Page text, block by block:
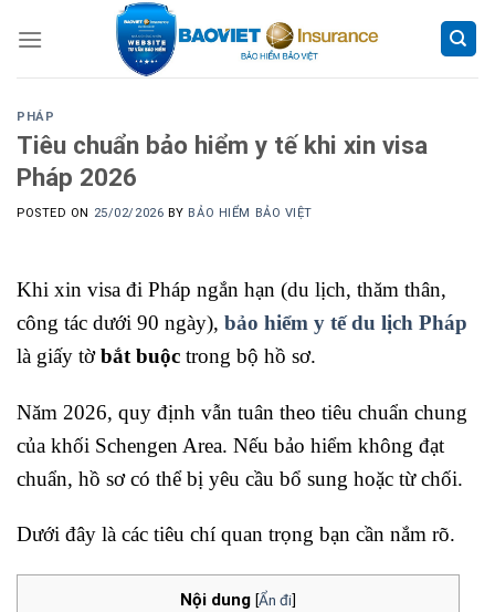
PHÁP
Tiêu chuẩn bảo hiểm y tế khi xin visa
Pháp 2026
POSTED ON 25/02/2026 BY BẢO HIỂM BẢO VIỆT
Khi xin visa đi Pháp ngắn hạn (du lịch, thăm thân,
công tác dưới 90 ngày), bảo hiểm y tế du lịch Pháp
là giấy tờbắt buộc trong bộ hồ sơ.
Năm 2026, quy định vẫn tuân theo tiêu chuẩn chung
của khối Schengen Area. Nếu bảo hiểm không đạt
chuẩn, hồ sơ có thể bị yêu cầu bổ sung hoặc từ chối.
Dưới đây là các tiêu chí quan trọng bạn cần nắm rõ.
Nội dung [Ẩn đi]